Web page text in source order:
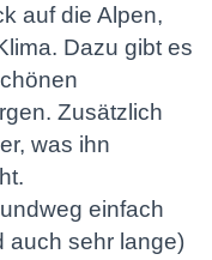
auf die Alpen,
Dazu gibt es
Zusätzlich
was ihn
einfach
auch sehr lange)